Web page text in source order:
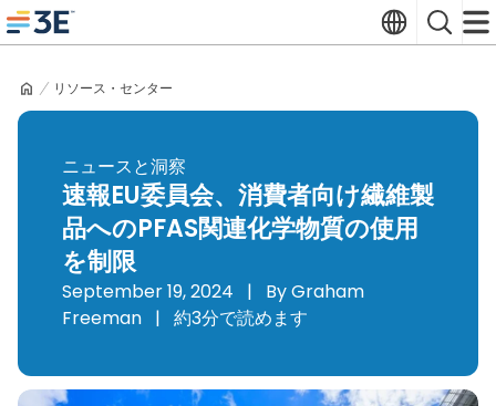
Skip
to
3E home
TranslateSearch
リソース・センター
ニュースと洞察
速報EU委員会、消費者向け繊維製
品へのPFAS関連化学物質の使用
を制限
September 19, 2024 |
By Graham
Freeman | 約3分で読めます